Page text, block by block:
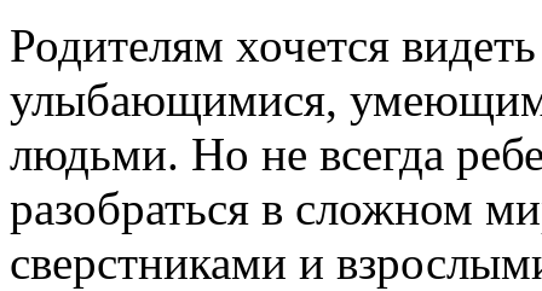
Родителям хочется
улыбающимися,
людьми. Но не всегда
разобраться в сложном
сверстниками и